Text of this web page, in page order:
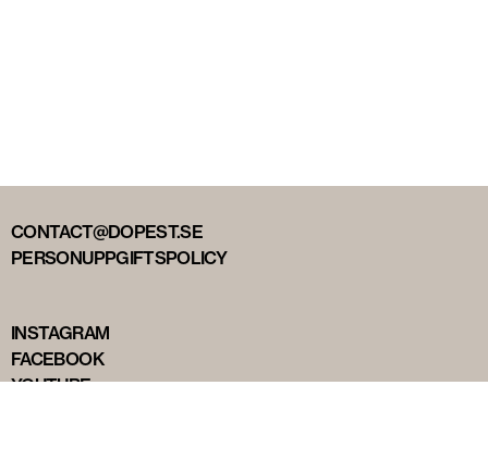
CONTACT@DOPEST.SE
PERSONUPPGIFTSPOLICY
INSTAGRAM
FACEBOOK
YOUTUBE